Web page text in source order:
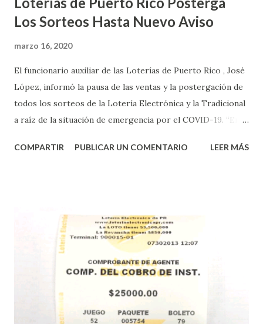
Los Sorteos Hasta Nuevo Aviso
marzo 16, 2020
El funcionario auxiliar de las Loterías de Puerto Rico , José
López, informó la pausa de las ventas y la postergación de
todos los sorteos de la Lotería Electrónica y la Tradicional
a raíz de la situación de emergencia por el COVID-19. “En
proteger la salud de nuestros empleados, vendedores y
instantáneos”, indicó López. Sobre el sorteo de Powerball,
López explicó que el mismo se continuará realizando en los
Estados Unidos y los jugadores podrán conocer los
números ganadores del mismo a través de la página
aquellos con jugadas anticipadas de los sorteos locales (
Loto, Revancha, Pega 2, Pega 3 Pega 4 ) se les informará
COMPARTIR PUBLICAR UN COMENTARIO LEER MÁS